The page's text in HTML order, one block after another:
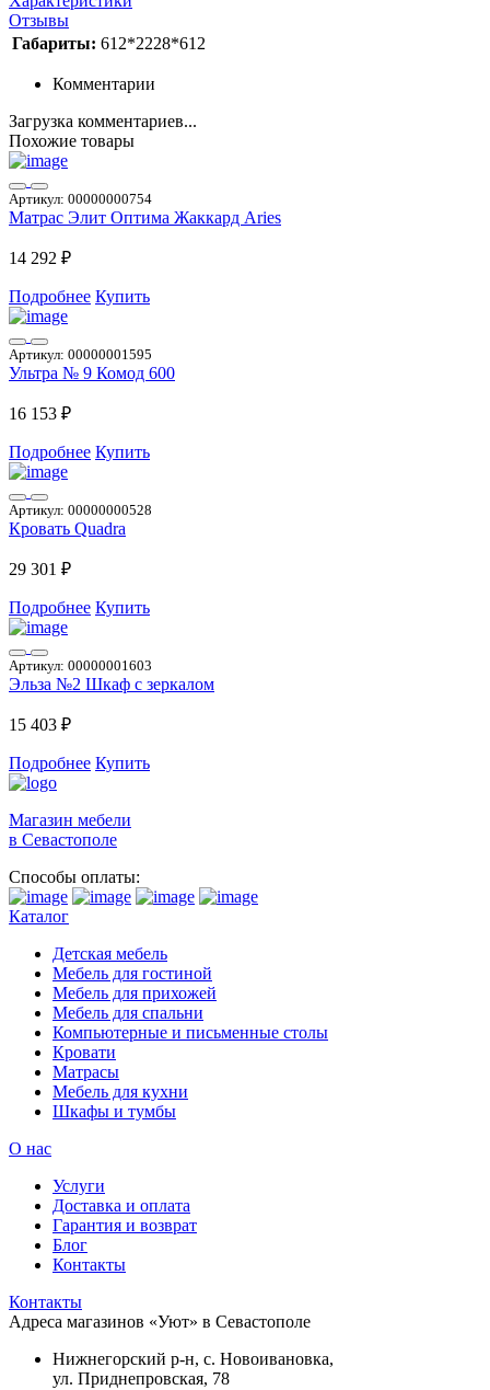
Отзывы
Габариты: 612*2228*612
Комментарии
Загрузка комментариев...
Похожие товары
Артикул: 00000000754
Матрас Элит Оптима Жаккард Aries
14 292 ₽
Подробнее Купить
Артикул: 00000001595
Ультра № 9 Комод 600
16 153 ₽
Подробнее Купить
Артикул: 00000000528
Кровать Quadra
29 301 ₽
Подробнее Купить
Артикул: 00000001603
Эльза №2 Шкаф с зеркалом
15 403 ₽
Подробнее Купить
Магазин мебели
в Севастополе
Способы оплаты:
Каталог
Детская мебель
Мебель для гостиной
Мебель для прихожей
Мебель для спальни
Компьютерные и письменные столы
Кровати
Матрасы
Мебель для кухни
Шкафы и тумбы
О нас
Услуги
Доставка и оплата
Гарантия и возврат
Блог
Контакты
Контакты
Адреса магазинов «Уют» в Севастополе
Нижнегорский р-н, с. Новоивановка,
ул. Приднепровская, 78